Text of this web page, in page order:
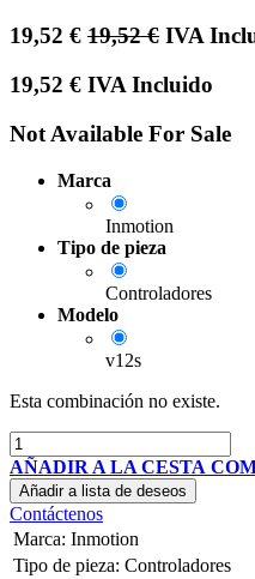
19,52 € 19,52€ IVA
19,52 € IVA Incluido
Not Available For Sale
Marca
Inmotion
Tipo de pieza
Controladores
Modelo
v12s
Esta combinación no existe.
AÑADIR A LA CESTA
Añadir a lista de deseos
Contáctenos
Marca: Inmotion
Tipo de pieza: Controladores